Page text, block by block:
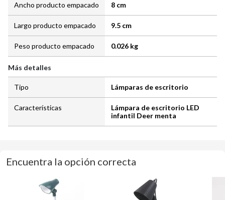
Ancho producto empacado 8 cm
Largo producto empacado 9.5 cm
Peso producto empacado 0.026 kg
Más detalles
Tipo Lámparas de escritorio
Características
Lámpara de escritorio LED
infantil Deer menta
Encuentra la opción correcta